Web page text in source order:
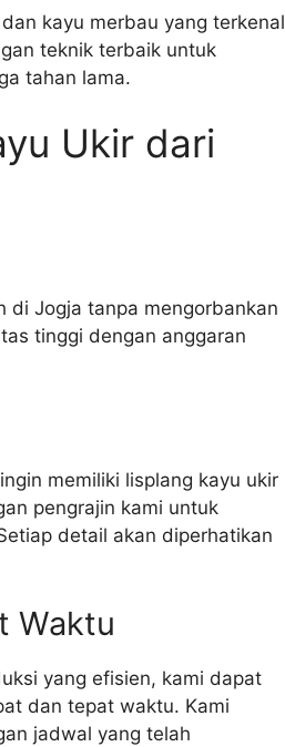
kayu merbau yang terkenal
teknik terbaik untuk
tahan lama.
Ukir dari
di Jogja tanpa mengorbankan
tinggi dengan anggaran
memiliki lisplang kayu ukir
pengrajin kami untuk
detail akan diperhatikan
Waktu
yang efisien, kami dapat
dan tepat waktu. Kami
jadwal yang telah